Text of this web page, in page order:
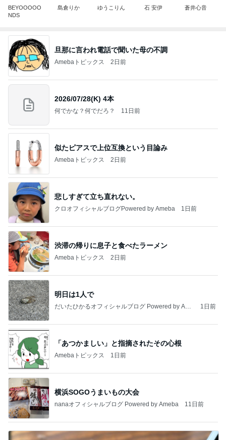
BEYOOOOO
NDS
島倉りか ゆうこりん 石 安伊 蒼井心音
旦那に言われ電話で聞いた母の不調
Amebaトピックス 2日前
2026/07/28(K) 4本
何でかな？何でだろ？ 11日前
似たピアスで上位互換という目論み
Amebaトピックス 2日前
悲しすぎて立ち直れない。
クロオフィシャルブログPowered by Ameba 1日前
渋滞の帰りに息子と食べたラーメン
Amebaトピックス 2日前
明日は1人で
だいたひかるオフィシャルブログ Powered by Ame
1日前
「あつかましい」と指摘されたその心根
Amebaトピックス 1日前
横浜SOGOうまいもの大会
nanaオフィシャルブログ Powered by Ameba 11日前